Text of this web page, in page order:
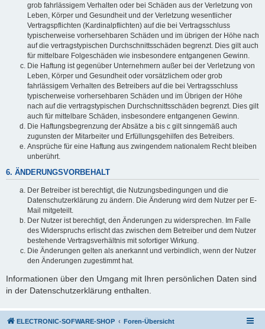
grob fahrlässigem Verhalten oder bei Schäden aus der Verletzung von
Leben, Körper und Gesundheit und der Verletzung wesentlicher
Vertragspflichten (Kardinalpflichten) auf die bei Vertragsschluss
typischerweise vorhersehbaren Schäden und im übrigen der Höhe nach
auf die vertragstypischen Durchschnittsschäden begrenzt. Dies gilt auch
für mittelbare Folgeschäden wie insbesondere entgangenen Gewinn.
Die Haftung ist gegenüber Unternehmern außer bei der Verletzung von
Leben, Körper und Gesundheit oder vorsätzlichem oder grob
fahrlässigem Verhalten des Betreibers auf die bei Vertragsschluss
typischerweise vorhersehbaren Schäden und im Übrigen der Höhe
nach auf die vertragstypischen Durchschnittsschäden begrenzt. Dies gilt
auch für mittelbare Schäden, insbesondere entgangenen Gewinn.
Die Haftungsbegrenzung der Absätze a bis c gilt sinngemäß auch
zugunsten der Mitarbeiter und Erfüllungsgehilfen des Betreibers.
Ansprüche für eine Haftung aus zwingendem nationalem Recht bleiben
unberührt.
6. ÄNDERUNGSVORBEHALT
Der Betreiber ist berechtigt, die Nutzungsbedingungen und die
Datenschutzerklärung zu ändern. Die Änderung wird dem Nutzer per E-
Mail mitgeteilt.
Der Nutzer ist berechtigt, den Änderungen zu widersprechen. Im Falle
des Widerspruchs erlischt das zwischen dem Betreiber und dem Nutzer
bestehende Vertragsverhältnis mit sofortiger Wirkung.
Die Änderungen gelten als anerkannt und verbindlich, wenn der Nutzer
den Änderungen zugestimmt hat.
Informationen über den Umgang mit Ihren persönlichen Daten sind
in der Datenschutzerklärung enthalten.
ELECTRONIC-SOFWARE-SHOP Foren-Übersicht